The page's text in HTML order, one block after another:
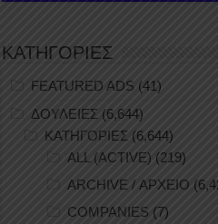
ΚΑΤΗΓΟΡΙΕΣ
FEATURED ADS (41)
ΔΟΥΛΕΙΕΣ (6,644)
ΚΑΤΗΓΟΡΙΕΣ (6,644)
ALL (ACTIVE) (219)
ARCHIVE / ΑΡΧΕΙΟ
COMPANIES (7)